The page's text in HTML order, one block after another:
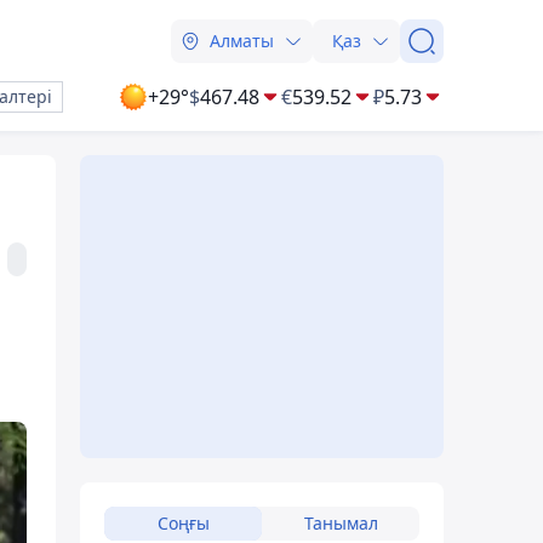
Алматы Қаз
+29°$467.48 €539.52 ₽5.73
Соңғы Танымал